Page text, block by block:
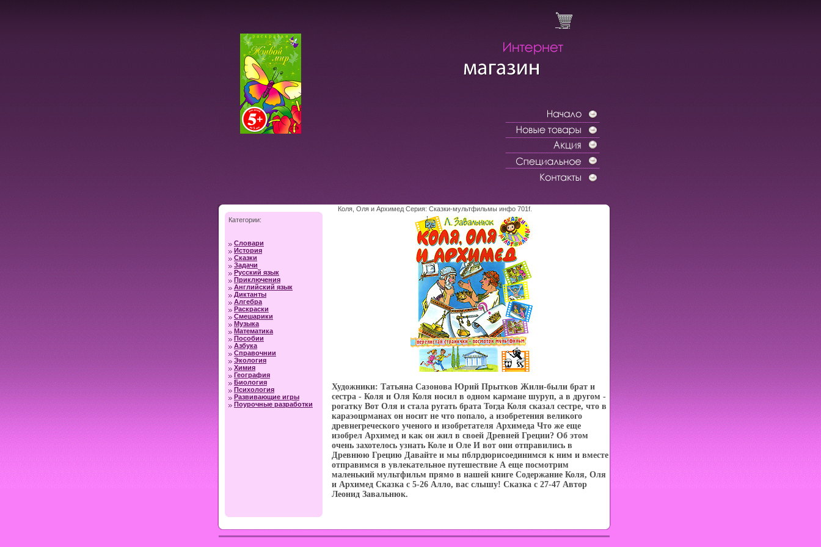
Категории:
Словари
История
Сказки
Задачи
Русский язык
Приключения
Английский язык
Диктанты
Алгебра
Раскраски
Смешарики
Музыка
Математика
Пособии
Азбука
Справочнии
Экология
Химия
География
Биология
Психология
Развивающие игры
Поурочные разработки
Коля, Оля и Архимед Серия: Сказки-мультфильмы инфо 701f.
Художники: Татьяна Сазонова Юрий Прытков Жили-были брат и
сестра - Коля и Оля Коля носил в одном кармане шуруп, а в другом -
рогатку Вот Оля и стала ругать брата Тогда Коля сказал сестре, что в
караэоцрманах он носит не что попало, а изобретения великого
древнегреческого ученого и изобретателя Архимеда Что же еще
изобрел Архимед и как он жил в своей Древней Греции? Об этом
очень захотелось узнать Коле и Оле И вот они отправились в
Древнюю Грецию Давайте и мы пблрдюрисоединимся к ним и вместе
отправимся в увлекательное путешествие А еще посмотрим
маленький мультфильм прямо в нашей книге Содержание Коля, Оля
и Архимед Сказка c 5-26 Алло, вас слышу! Сказка c 27-47 Автор
Леонид Завальнюк.